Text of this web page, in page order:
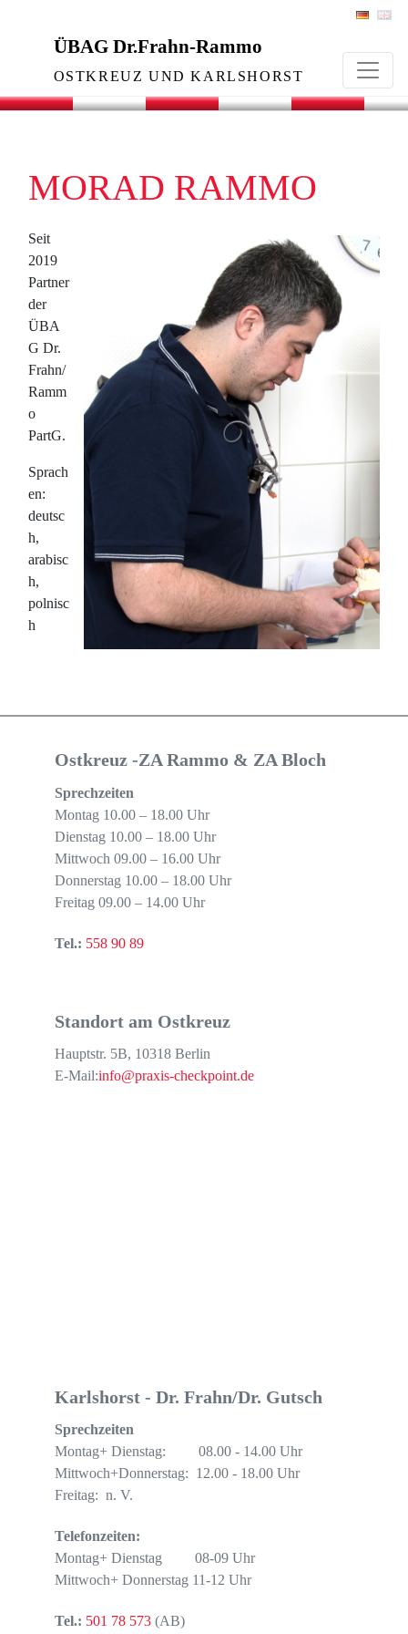
ÜBAG Dr.Frahn-Rammo
OSTKREUZ UND KARLSHORST
MORAD RAMMO
Seit
2019
Partner
der
ÜBA
G Dr.
Frahn/
Ramm
o
PartG.
Sprach
en:
deutsc
h,
arabisc
h,
polnisc
h
Ostkreuz -ZA Rammo & ZA Bloch
Sprechzeiten
Montag 10.00 – 18.00 Uhr
Dienstag 10.00 – 18.00 Uhr
Mittwoch 09.00 – 16.00 Uhr
Donnerstag 10.00 – 18.00 Uhr
Freitag 09.00 – 14.00 Uhr
Tel.: 558 90 89
Standort am Ostkreuz
Hauptstr. 5B, 10318 Berlin
E-Mail:info@praxis-checkpoint.de
Karlshorst - Dr. Frahn/Dr. Gutsch
Sprechzeiten
Montag+ Dienstag: 08.00 - 14.00 Uhr
Mittwoch+Donnerstag: 12.00 - 18.00 Uhr
Freitag: n. V.
Telefonzeiten:
Montag+ Dienstag 08-09 Uhr
Mittwoch+ Donnerstag 11-12 Uhr
Tel.: 501 78 573 (AB)